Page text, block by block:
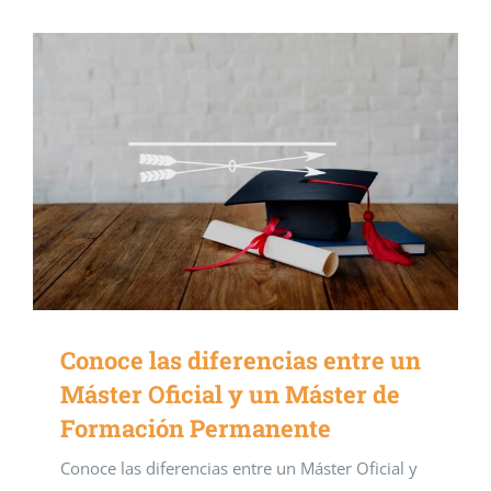
Conoce las diferencias entre un
Máster Oficial y un Máster de
Formación Permanente
Conoce las diferencias entre un Máster Oficial y